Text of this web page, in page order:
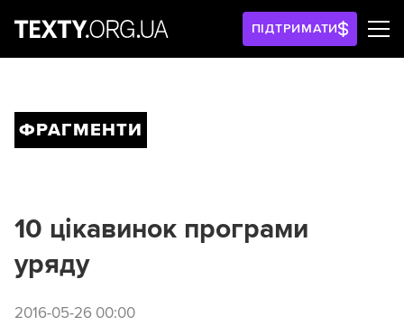
ПІДТРИМАТИ
ФРАГМЕНТИ
10 цікавинок програми
уряду
2016-05-26 00:00